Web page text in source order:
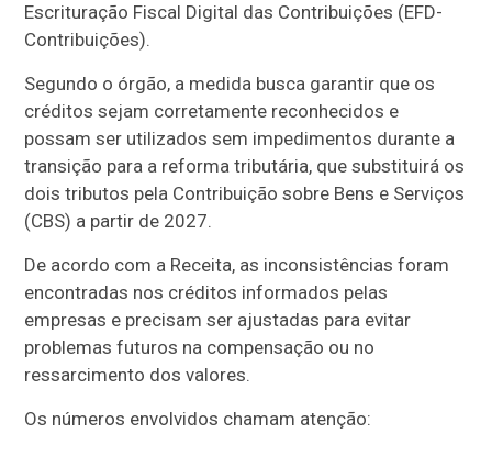
Escrituração Fiscal Digital das Contribuições (EFD-
Contribuições).
Segundo o órgão, a medida busca garantir que os
créditos sejam corretamente reconhecidos e
possam ser utilizados sem impedimentos durante a
transição para a reforma tributária, que substituirá os
dois tributos pela Contribuição sobre Bens e Serviços
(CBS) a partir de 2027.
De acordo com a Receita, as inconsistências foram
encontradas nos créditos informados pelas
empresas e precisam ser ajustadas para evitar
problemas futuros na compensação ou no
ressarcimento dos valores.
Os números envolvidos chamam atenção: